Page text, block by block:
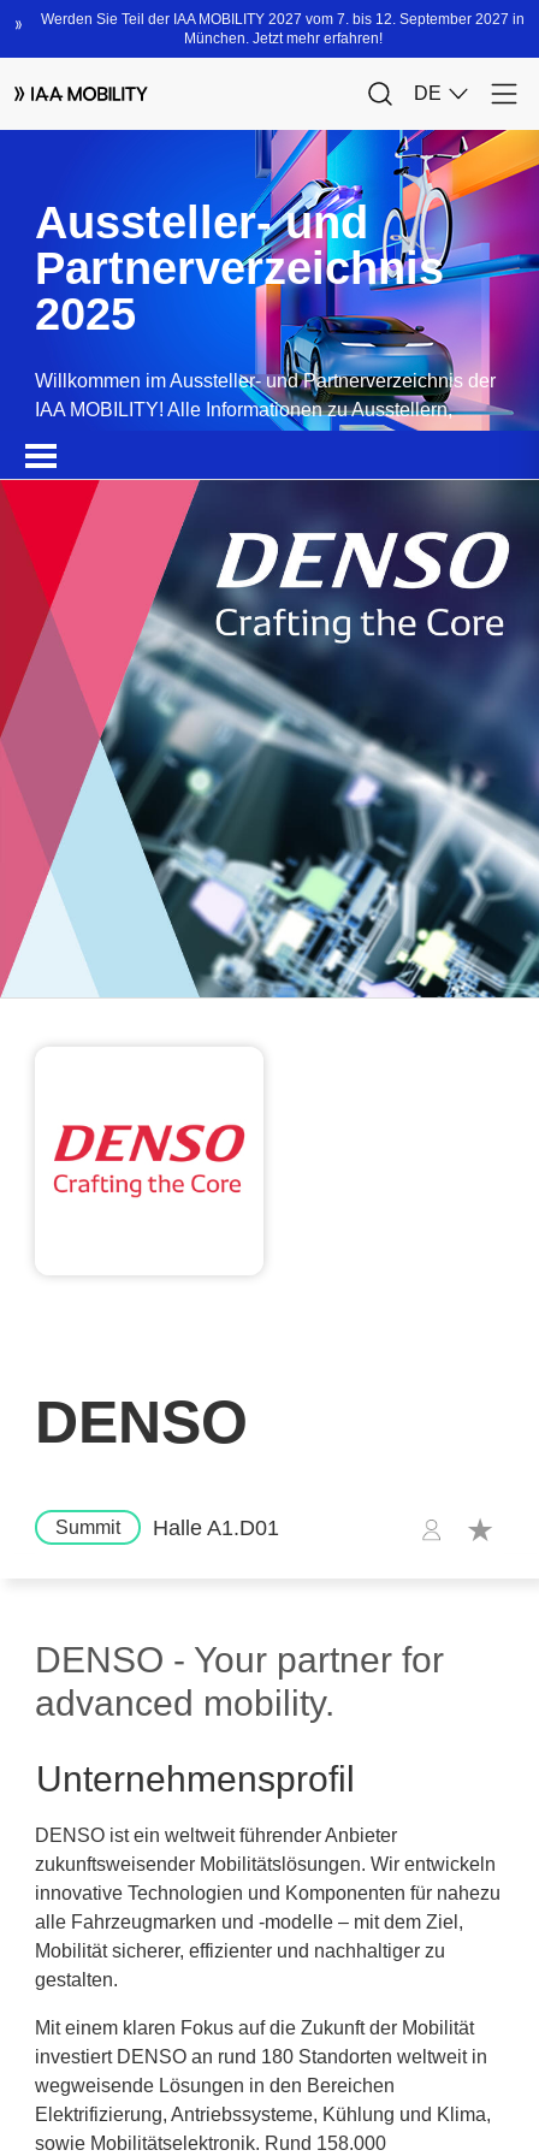
Aussteller- und
Partnerverzeichnis
2025
Willkommen im Aussteller- und Partnerverzeichnis der
IAA MOBILITY! Alle Informationen zu Ausstellern,
DENSO
Summit Halle A1.D01
DENSO - Your partner for
advanced mobility.
Unternehmensprofil
DENSO ist ein weltweit führender Anbieter
zukunftsweisender Mobilitätslösungen. Wir entwickeln
innovative Technologien und Komponenten für nahezu
alle Fahrzeugmarken und -modelle – mit dem Ziel,
Mobilität sicherer, effizienter und nachhaltiger zu
gestalten.
Mit einem klaren Fokus auf die Zukunft der Mobilität
investiert DENSO an rund 180 Standorten weltweit in
wegweisende Lösungen in den Bereichen
Elektrifizierung, Antriebssysteme, Kühlung und Klima,
sowie Mobilitätselektronik. Rund 158.000